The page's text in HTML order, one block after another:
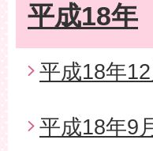
平成18年
平成18年
平成18年9